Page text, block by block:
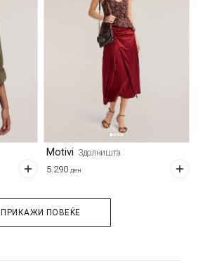
Motivi Здолништа
5.290 ден
ПРИКАЖИ ПОВЕЌЕ